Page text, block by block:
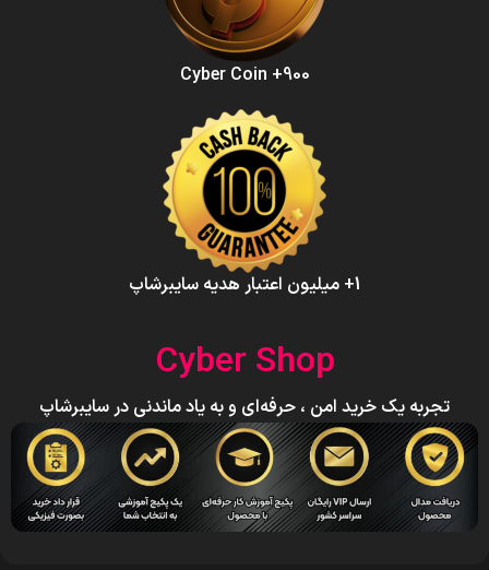
900+ Cyber Coin
1+ میلیون اعتبار هدیه سایبرشاپ
Cyber Shop
تجربه یک خرید امن ، حرفه‌ای و به یاد ماندنی در سایبرشاپ